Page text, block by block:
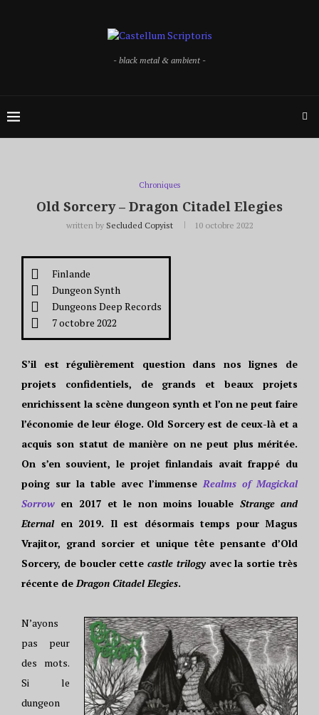
- black metal & ambient -
Chroniques
Old Sorcery – Dragon Citadel Elegies
written by Secluded Copyist 10 octobre 2022
Finlande
Dungeon Synth
Dungeons Deep Records
7 octobre 2022
S’il est régulièrement question dans nos lignes de
projets confidentiels, de grands et beaux projets
enrichissent la scène dungeon synth et l’on ne peut faire
l’économie de leur éloge. Old Sorcery est de ceux-là et a
acquis son statut de manière on ne peut plus méritée.
On s’en souvient, le projet finlandais avait frappé du
poing sur la table avec l’immenseRealms of Magickal
Sorrow en 2017 et le non moins louable Strange and
Eternalen 2019. Il est désormais temps pour Magus
Vrajitor, grand sorcier et unique tête pensante d’Old
Sorcery, de boucler cettecastle trilogyavec la sortie très
récente deDragon Citadel Elegies.
N’ayons
pas peur
des mots.
Si le
dungeon